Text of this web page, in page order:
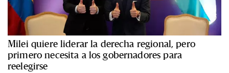
Milei quiere liderar la derecha regional, pero
primero necesita a los gobernadores para
reelegirse